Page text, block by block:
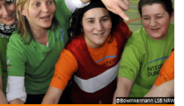
@Bowinkelmann LSB NRW